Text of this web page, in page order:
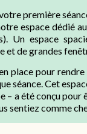
première
espace dédié
Un espace
et de grandes
place pour
séance. Cet
– a été conçu pour
sentiez comme